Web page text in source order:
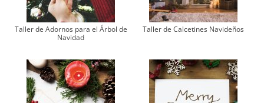
Taller de Adornos para el Árbol de
Navidad
Taller de Calcetines Navideños